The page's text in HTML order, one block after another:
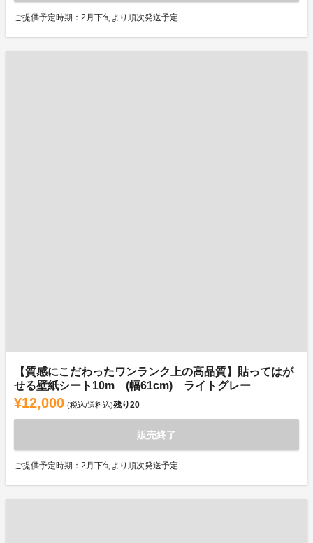
ご提供予定時期：2月下旬より順次発送予定
【質感にこだわったワンランク上の高品質】貼ってはが
せる壁紙シート10m (幅61cm) ライトグレー
¥12,000 (税込/送料込)残り20
販売終了
ご提供予定時期：2月下旬より順次発送予定